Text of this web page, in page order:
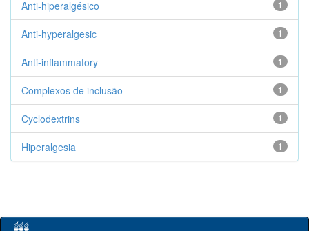
1
Anti-hiperalgésico
1
Anti-hyperalgesic
1
Anti-inflammatory
1
Complexos de inclusão
1
Cyclodextrins
1
Hiperalgesia